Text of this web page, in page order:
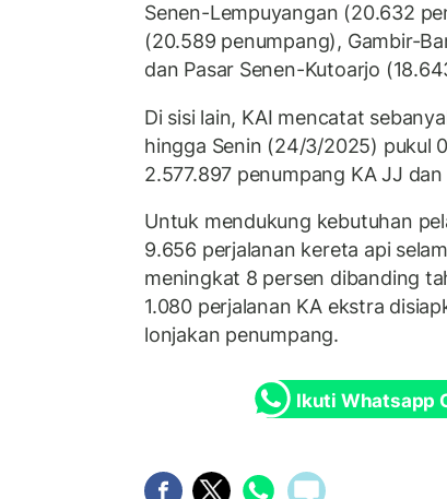
Senen-Lempuyangan (20.632
(20.589 penumpang), Gambir-
dan Pasar Senen-Kutoarjo
Di sisi lain, KAI mencatat
hingga Senin (24/3/2025) pukul
2.577.897 penumpang KA JJ
Untuk mendukung kebutuhan
9.656 perjalanan kereta api
meningkat 8 persen dibanding
1.080 perjalanan KA ekstra
lonjakan penumpang.
Ikuti Whatsapp